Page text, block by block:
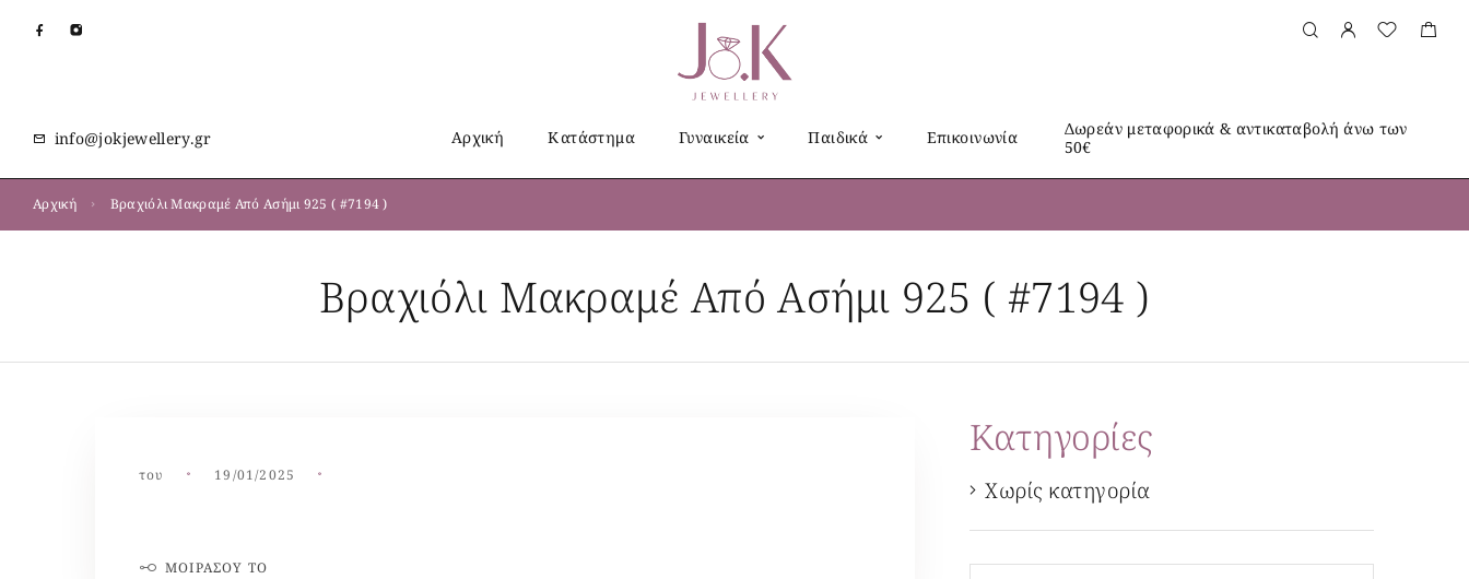
info@jokjewellery.gr Αρχική Κατάστημα Γυναικεία Παιδικά Επικοινωνία
Δωρεάν μεταφορικά & αντικαταβολή άνω των
50€
Αρχική Βραχιόλι Μακραμέ Από Ασήμι 925 ( #7194 )
Βραχιόλι Μακραμέ Από Ασήμι 925 ( #7194 )
του 19/01/2025
ΜΟΙΡΆΣΟΥ ΤΟ
Kατηγορίες
Χωρίς κατηγορία